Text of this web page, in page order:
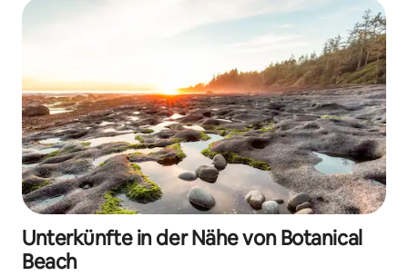
Unterkünfte in der Nähe von Botanical
Beach